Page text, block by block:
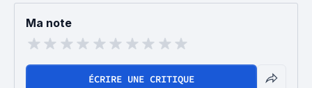
Ma note
ÉCRIRE UNE CRITIQUE